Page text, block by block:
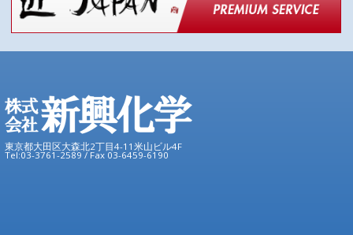
東京都大田区大森北2丁目4-11米山ビル4F
Tel:03-3761-2589 / Fax 03-6459-6190